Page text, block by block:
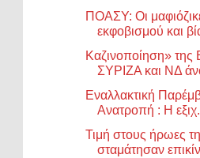
ΠΟΑΣΥ: Οι
εκφοβισμού και
Καζινοποίηση»
ΣΥΡΙΖΑ και ΝΔ
Εναλλακτική
Ανατροπή : Η
Τιμή στους ήρωες
σταμάτησαν